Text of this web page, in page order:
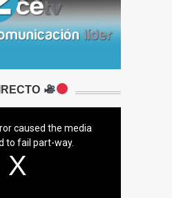
caused the media
to fail part-way.